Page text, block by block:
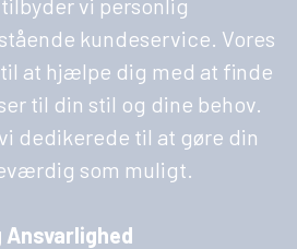
kundeservice. Vores
at hjælpe dig med at finde
til din stil og dine behov.
dedikerede til at gøre din
som muligt.